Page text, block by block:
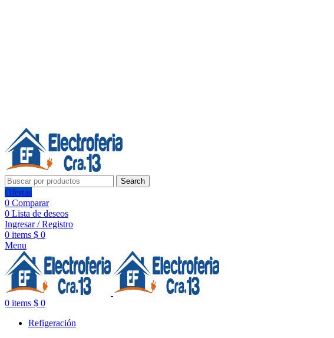
Search
Ofertas
0 Comparar
0 Lista de deseos
Ingresar / Registro
0 items $ 0
Menu
0 items $ 0
Refigeración